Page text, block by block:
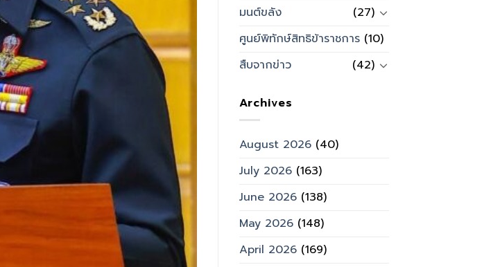
มนต์ขลัง
(27)
ศูนย์พิทักษ์สิทธิข้าราชการ(10)
สืบจากข่าว
(42)
Archives
August 2026(40)
July 2026(163)
June 2026(138)
May 2026(148)
April 2026(169)